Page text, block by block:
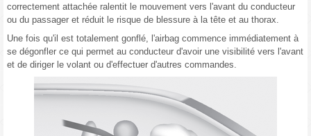
correctement attachée ralentit le mouvement vers l'avant du conducteur
ou du passager et réduit le risque de blessure à la tête et au thorax.
Une fois qu'il est totalement gonflé, l'airbag commence immédiatement à
se dégonfler ce qui permet au conducteur d'avoir une visibilité vers l'avant
et de diriger le volant ou d'effectuer d'autres commandes.